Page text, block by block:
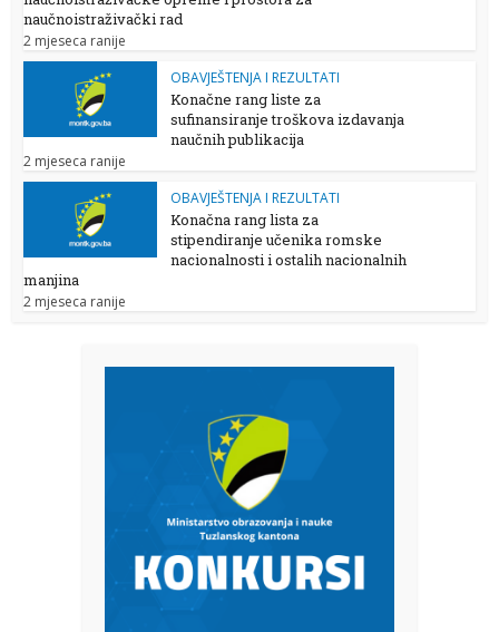
naučnoistraživački rad
2 mjeseca ranije
OBAVJEŠTENJA I REZULTATI
Konačne rang liste za
sufinansiranje troškova izdavanja
naučnih publikacija
2 mjeseca ranije
OBAVJEŠTENJA I REZULTATI
Konačna rang lista za
stipendiranje učenika romske
nacionalnosti i ostalih nacionalnih
manjina
2 mjeseca ranije